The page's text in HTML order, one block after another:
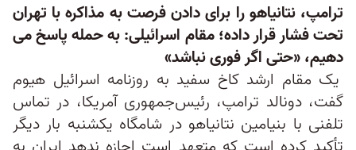
ترامپ، نتانیاهو را برای دادن فرصت به مذاکره با تهران
تحت فشار قرار داده؛ مقام اسرائیلی: به حمله پاسخ می
دهیم، «حتی اگر فوری نباشد»
یک مقام ارشد کاخ سفید به روزنامه اسرائیل هیوم
گفت، دونالد ترامپ، رئیس‌جمهوری آمریکا، در تماس
تلفنی با بنیامین نتانیاهو در شامگاه یکشنبه بار دیگر